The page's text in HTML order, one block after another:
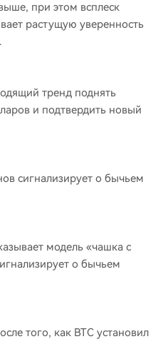
при этом всплеск
растущую уверенность
тренд поднять
и подтвердить новый
сигнализирует о бычьем
модель «чашка с
о бычьем
того, как BTC установил